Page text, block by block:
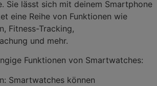
Sie lässt sich mit deinem Smartphone
eine Reihe von Funktionen wie
Fitness-Tracking,
und mehr.
Funktionen von Smartwatches:
Smartwatches können